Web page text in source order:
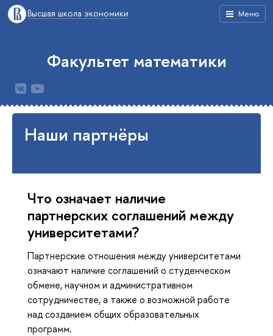
Меню
Высшая школа экономики
Факультет математики
Наши партнёры
Что означает наличие
партнерских соглашений между
университетами?
Партнерские отношения между университетами
означают наличие соглашений о студенческом
обмене, научном и административном
сотрудничестве, а также о возможной работе
над созданием общих образовательных
программ.